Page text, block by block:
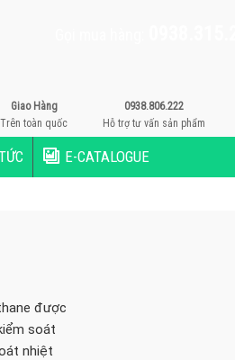
Giao Hàng
Trên toàn quốc
0938.806.222
Hỗ trợ tư vấn sản phẩm
E-CATALOGUE
được
soát
nhiệt